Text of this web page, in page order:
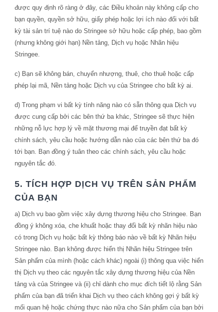
được quy định rõ ràng ở đây, các Điều khoản này không cấp cho
bạn quyền, quyền sở hữu, giấy phép hoặc lợi ích nào đối với bất
kỳ tài sản trí tuệ nào do Stringee sở hữu hoặc cấp phép, bao gồm
(nhưng không giới hạn) Nền tảng, Dịch vụ hoặc Nhãn hiệu
Stringee.
c) Bạn sẽ không bán, chuyển nhượng, thuê, cho thuê hoặc cấp
phép lại mã, Nền tảng hoặc Dịch vụ của Stringee cho bất kỳ ai.
d) Trong phạm vi bất kỳ tính năng nào có sẵn thông qua Dịch vụ
được cung cấp bởi các bên thứ ba khác, Stringee sẽ thực hiện
những nỗ lực hợp lý về mặt thương mại để truyền đạt bất kỳ
chính sách, yêu cầu hoặc hướng dẫn nào của các bên thứ ba đó
tới bạn. Bạn đồng ý tuân theo các chính sách, yêu cầu hoặc
nguyên tắc đó.
5. TÍCH HỢP DỊCH VỤ TRÊN SẢN PHẨM
CỦA BẠN
a) Dịch vụ bao gồm việc xây dựng thương hiệu cho Stringee. Bạn
đồng ý không xóa, che khuất hoặc thay đổi bất kỳ nhãn hiệu nào
có trong Dịch vụ hoặc bất kỳ thông báo nào về bất kỳ Nhãn hiệu
Stringee nào. Bạn không được hiển thị Nhãn hiệu Stringee trên
Sản phẩm của mình (hoặc cách khác) ngoài (i) thông qua việc hiển
thị Dịch vụ theo các nguyên tắc xây dựng thương hiệu của Nền
tảng và của Stringee và (ii) chỉ dành cho mục đích tiết lộ rằng Sản
phẩm của bạn đã triển khai Dịch vụ theo cách không gợi ý bất kỳ
mối quan hệ hoặc chứng thực nào nữa cho Sản phẩm của bạn bởi